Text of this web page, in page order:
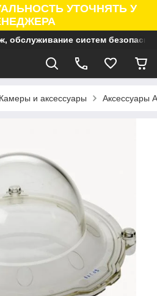
УТОЧНЯТЬ У
обслуживание систем
Камеры и аксессуары Аксессуары